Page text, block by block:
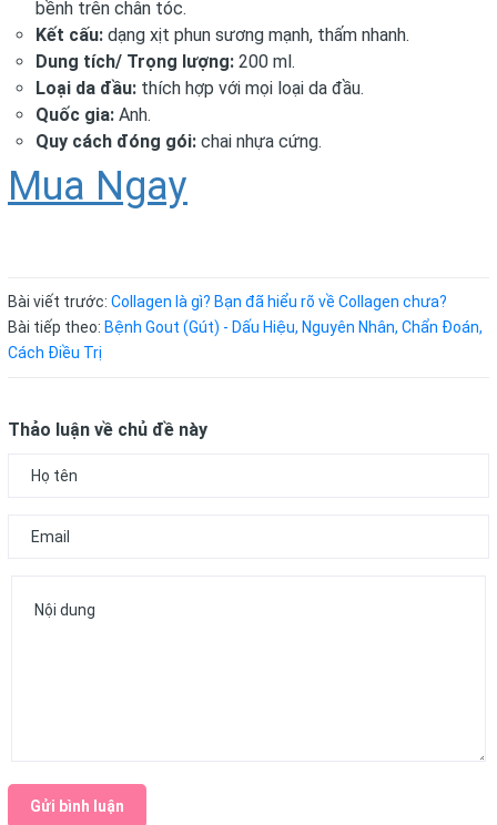
bềnh trên chân tóc.
Kết cấu: dạng xịt phun sương mạnh, thấm nhanh.
Dung tích/ Trọng lượng: 200 ml.
Loại da đầu: thích hợp với mọi loại da đầu.
Quốc gia: Anh.
Quy cách đóng gói: chai nhựa cứng.
Mua Ngay
Bài viết trước: Collagen là gì? Bạn đã hiểu rõ về Collagen chưa?
Bài tiếp theo: Bệnh Gout (Gút) - Dấu Hiệu, Nguyên Nhân, Chẩn Đoán,
Cách Điều Trị
Thảo luận về chủ đề này
Gửi bình luận